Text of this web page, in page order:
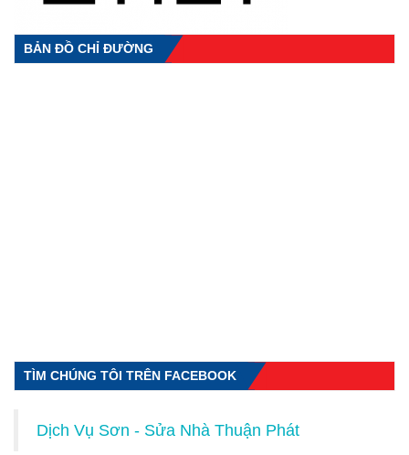
BẢN ĐỒ CHỈ ĐƯỜNG
TÌM CHÚNG TÔI TRÊN FACEBOOK
Dịch Vụ Sơn - Sửa Nhà Thuận Phát